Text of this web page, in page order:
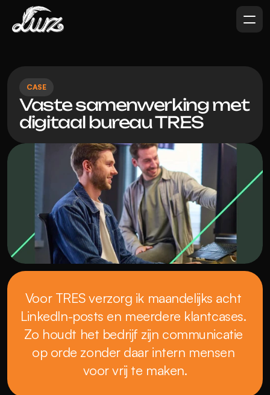
CASE
Vaste samenwerking met
digitaal bureau TRES
Voor TRES verzorg ik maandelijks acht
LinkedIn-posts en meerdere klantcases.
Zo houdt het bedrijf zijn communicatie
op orde zonder daar intern mensen
voor vrij te maken.